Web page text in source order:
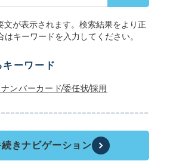
が表示されます。検索結果をより正
キーワードを入力してください。
キーワード
ンバーカード委任状採用
きナビゲーション